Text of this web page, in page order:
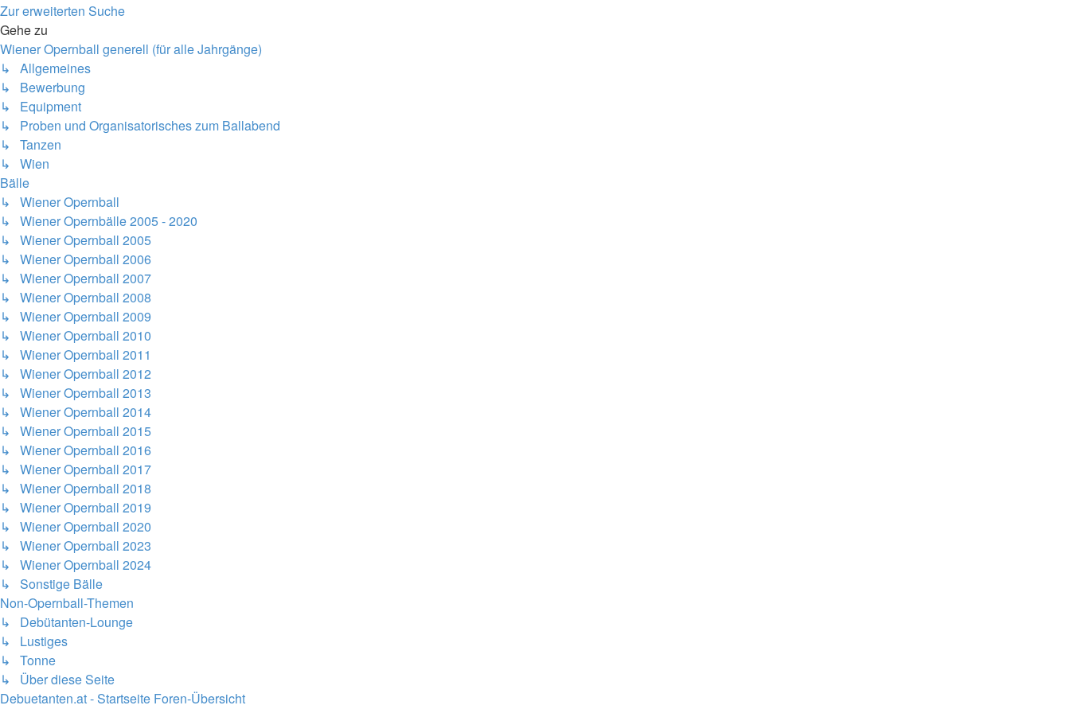
Zur erweiterten Suche
Gehe zu
Wiener Opernball generell (für alle Jahrgänge)
↳ Allgemeines
↳ Bewerbung
↳ Equipment
↳ Proben und Organisatorisches zum Ballabend
↳ Tanzen
↳ Wien
Bälle
↳ Wiener Opernball
↳ Wiener Opernbälle 2005 - 2020
↳ Wiener Opernball 2005
↳ Wiener Opernball 2006
↳ Wiener Opernball 2007
↳ Wiener Opernball 2008
↳ Wiener Opernball 2009
↳ Wiener Opernball 2010
↳ Wiener Opernball 2011
↳ Wiener Opernball 2012
↳ Wiener Opernball 2013
↳ Wiener Opernball 2014
↳ Wiener Opernball 2015
↳ Wiener Opernball 2016
↳ Wiener Opernball 2017
↳ Wiener Opernball 2018
↳ Wiener Opernball 2019
↳ Wiener Opernball 2020
↳ Wiener Opernball 2023
↳ Wiener Opernball 2024
↳ Sonstige Bälle
Non-Opernball-Themen
↳ Debütanten-Lounge
↳ Lustiges
↳ Tonne
↳ Über diese Seite
Debuetanten.at - Startseite Foren-Übersicht